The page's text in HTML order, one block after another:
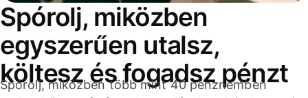
Spórolj, miközben
egyszerűen utalsz,
költesz és fogadsz pénzt
Spórolj, miközben több mint 40 pénznemben